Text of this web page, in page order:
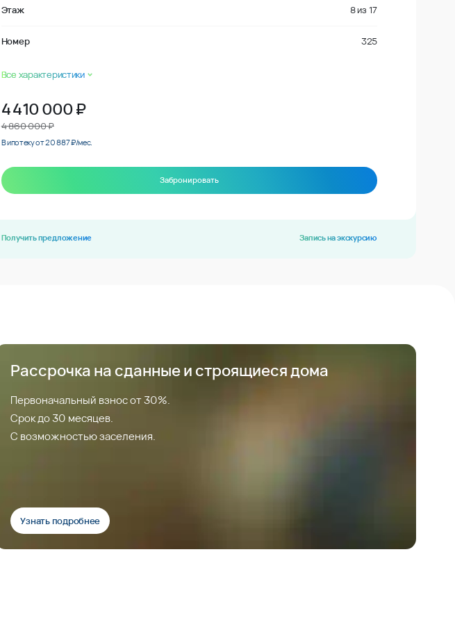
Этаж 8из 17
Номер 325
Все характеристики
4 410 000₽
4 860 000 ₽
В ипотеку от 20 887 ₽/мес.
Забронировать
Получить предложение Запись на экскурсию
Рассрочка на сданные и строящиеся дома
Первоначальный взнос от 30%.
Срок до 30 месяцев.
С возможностью заселения.
Узнать подробнее